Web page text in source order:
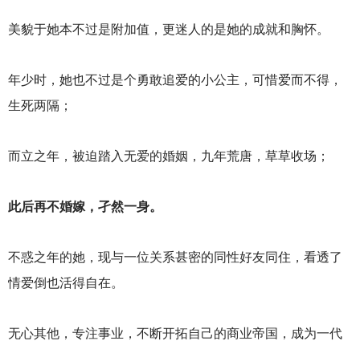
美貌于她本不过是附加值，更迷人的是她的成就和胸怀。
年少时，她也不过是个勇敢追爱的小公主，可惜爱而不得，
生死两隔；
而立之年，被迫踏入无爱的婚姻，九年荒唐，草草收场；
此后再不婚嫁，孑然一身。
不惑之年的她，现与一位关系甚密的同性好友同住，看透了
情爱倒也活得自在。
无心其他，专注事业，不断开拓自己的商业帝国，成为一代